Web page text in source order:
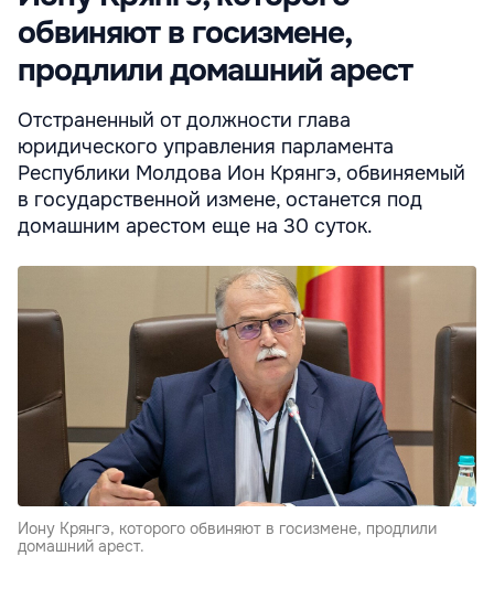
обвиняют в госизмене,
продлили домашний арест
Отстраненный от должности глава
юридического управления парламента
Республики Молдова Ион Крянгэ, обвиняемый
в государственной измене, останется под
домашним арестом еще на 30 суток.
Иону Крянгэ, которого обвиняют в госизмене, продлили
домашний арест.